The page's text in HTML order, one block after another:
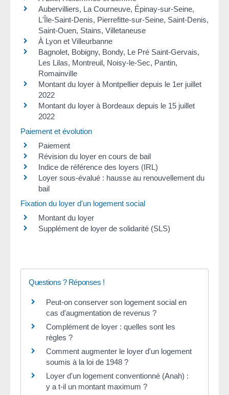
Aubervilliers, La Courneuve, Épinay-sur-Seine,
L'Île-Saint-Denis, Pierrefitte-sur-Seine, Saint-Denis,
Saint-Ouen, Stains, Villetaneuse
À Lyon et Villeurbanne
Bagnolet, Bobigny, Bondy, Le Pré Saint-Gervais,
Les Lilas, Montreuil, Noisy-le-Sec, Pantin,
Romainville
Montant du loyer à Montpellier depuis le 1er juillet
2022
Montant du loyer à Bordeaux depuis le 15 juillet
2022
Paiement et évolution
Paiement
Révision du loyer en cours de bail
Indice de référence des loyers (IRL)
Loyer sous-évalué : hausse au renouvellement du
bail
Fixation du loyer d'un logement social
Montant du loyer
Supplément de loyer de solidarité (SLS)
Questions ? Réponses !
Peut-on conserver son logement social en
cas d'augmentation de revenus ?
Complément de loyer : quelles sont les
règles ?
Comment augmenter le loyer d'un logement
soumis à la loi de 1948 ?
Loyer d'un logement conventionné (Anah) :
y a t-il un montant maximum ?